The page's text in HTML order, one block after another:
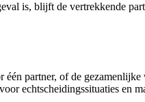
is, blijft de vertrekkende
één partner, of de
echtscheidingssituaties en